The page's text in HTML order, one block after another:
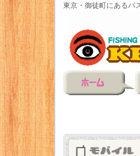
東京・御徒町にあるバ